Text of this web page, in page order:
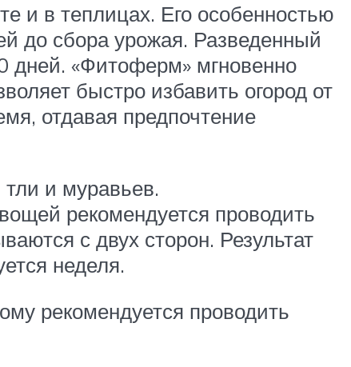
и в теплицах. Его особенностью
до сбора урожая. Разведенный
дней. «Фитоферм» мгновенно
быстро избавить огород от
отдавая предпочтение
тли и муравьев.
рекомендуется проводить
с двух сторон. Результат
неделя.
рекомендуется проводить